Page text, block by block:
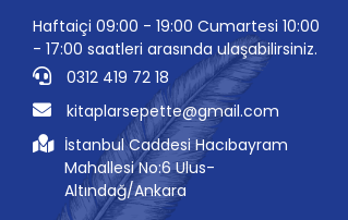
Haftaiçi 09:00 - 19:00 Cumartesi 10:00
- 17:00 saatleri arasında ulaşabilirsiniz.
0312 419 72 18
kitaplarsepette@gmail.com
İstanbul Caddesi Hacıbayram
Mahallesi No:6 Ulus-
Altındağ/Ankara